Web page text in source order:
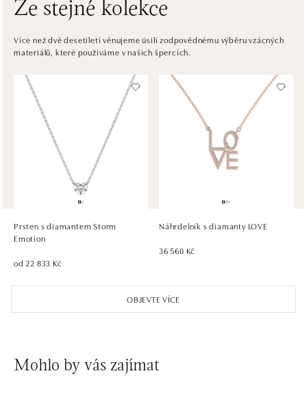
ALOve OC Eurovea, Bratislava
Pribinova 8, 811 09 Bratislava
tel.: +421917090467
HALADA OC Avion, Bratislava
Ivanská cesta 16, 821 04 Bratislava
tel.: +421 917 090 372
dnes otevřeno do 21:00
HALADA OC Eurovea, Bratislava
Pribinova 8, 811 09 Bratislava
dnes otevřeno do 21:00
Ze stejné kolekce
Více než dvě desetiletí věnujeme úsilí zodpovědnému výběru vzácných
materiálů, které používáme v našich špercích.
OBJEVTE VÍCE
Prsten s diamantem Storm
Emotion
od 22 833 Kč
Náhrdelník s diamanty LOVE
36 560 Kč
Mohlo by vás zajímat